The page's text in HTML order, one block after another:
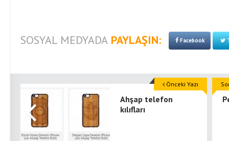
SOSYAL MEDYADA PAYLAŞIN: Facebook
Ahşap telefon
kılıfları
Önceki Yazı